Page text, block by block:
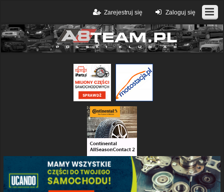
Zaloguj się
Zarejestruj się